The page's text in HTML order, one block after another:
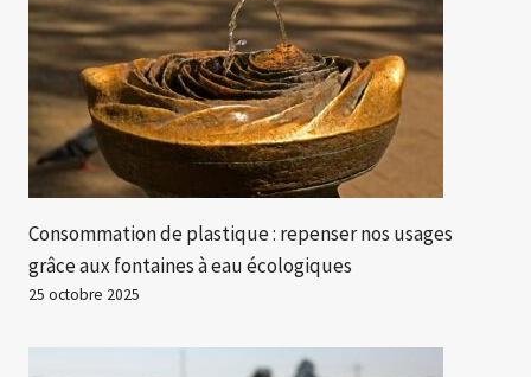
Consommation de plastique : repenser nos usages
grâce aux fontaines à eau écologiques
25 octobre 2025